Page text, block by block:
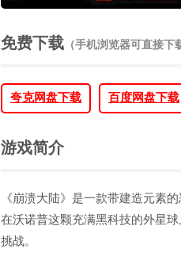
免费下载 （手机浏览器可直接下
夸克网盘下载 百度网盘下载
游戏简介
《崩溃大陆》是一款带建造元素的
在沃诺普这颗充满黑科技的外星
挑战。